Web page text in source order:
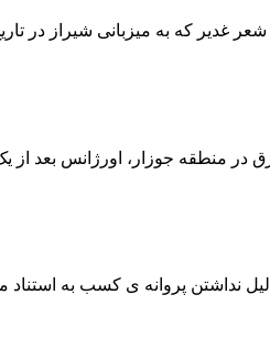
غدیر که به میزبانی شیراز در
در منطقه جوزار، اورژانس